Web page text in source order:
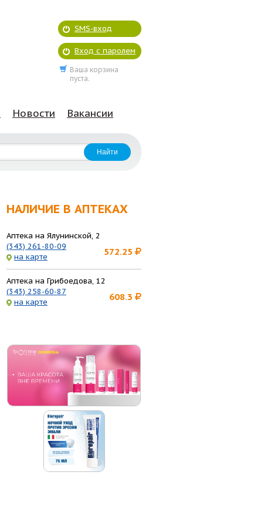
SMS-вход
Вход с паролем
Ваша корзина
пуста.
Новости Вакансии
НАЛИЧИЕ В АПТЕКАХ
Аптека на Ялунинской, 2
(343) 261-80-09
на карте
572.25
Аптека на Грибоедова, 12
(343) 258-60-87
на карте
608.3